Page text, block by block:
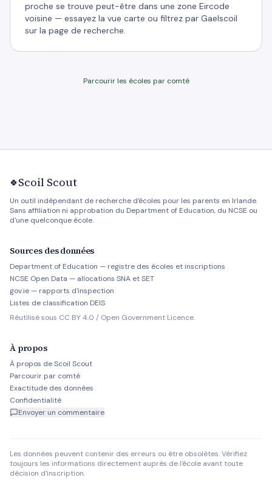
proche se trouve peut-être dans une zone Eircode
voisine — essayez la vue carte ou filtrez par Gaelscoil
sur la page de recherche.
Parcourir les écoles par comté
🍀Scoil Scout
Un outil indépendant de recherche d'écoles pour les parents en Irlande.
Sans affiliation ni approbation du Department of Education, du NCSE ou
d'une quelconque école.
Sources des données
Department of Education — registre des écoles et inscriptions
NCSE Open Data — allocations SNA et SET
gov.ie — rapports d'inspection
Listes de classification DEIS
Réutilisé sous CC BY 4.0 / Open Government Licence.
À propos
À propos de Scoil Scout
Parcourir par comté
Exactitude des données
Confidentialité
Envoyer un commentaire
Les données peuvent contenir des erreurs ou être obsolètes. Vérifiez
toujours les informations directement auprès de l'école avant toute
décision d'inscription.